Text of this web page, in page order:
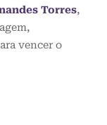
Torres,
vencer o